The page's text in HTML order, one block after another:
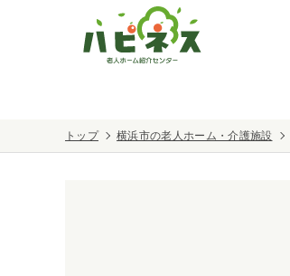
トップ 横浜市の老人ホーム・介護施設